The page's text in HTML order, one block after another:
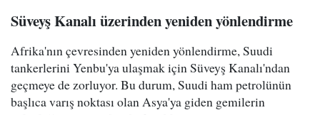
Süveyş Kanalı üzerinden yeniden yönlendirme
Afrika'nın çevresinden yeniden yönlendirme, Suudi
tankerlerini Yenbu'ya ulaşmak için Süveyş Kanalı'ndan
geçmeye de zorluyor. Bu durum, Suudi ham petrolünün
başlıca varış noktası olan Asya'ya giden gemilerin